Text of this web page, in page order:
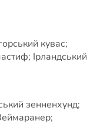
кувас;
Ірландський
зенненхунд;